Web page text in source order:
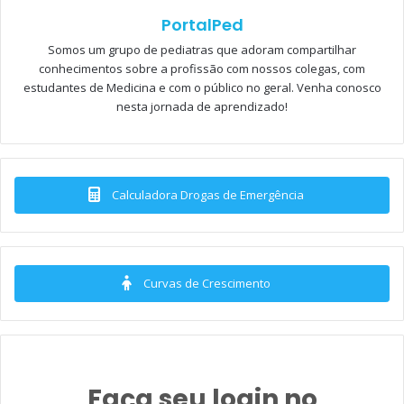
N o final de abril, aOrganização Mundial da
Saúde (OMS) divulgou seus novosguidelines
sobre atividade física, sedentarismo e sono
orientações principais são bem claras: “Para que cresçam
PortalPed
Somos um grupo de pediatras que adoram compartilhar
conhecimentos sobre a profissão com nossos colegas, com
estudantes de Medicina e com o público no geral. Venha conosco
nesta jornada de aprendizado!
Calculadora Drogas de Emergência
Curvas de Crescimento